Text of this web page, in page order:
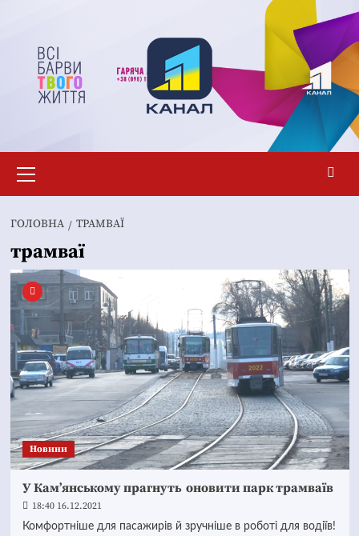
вмісту
меню
ГОЛОВНА ТРАМВАЇ
трамваї
Новини
У Кам’янському прагнуть оновити парк трамваїв
18:40 16.12.2021
Комфортніше для пасажирів й зручніше в роботі для водіїв!